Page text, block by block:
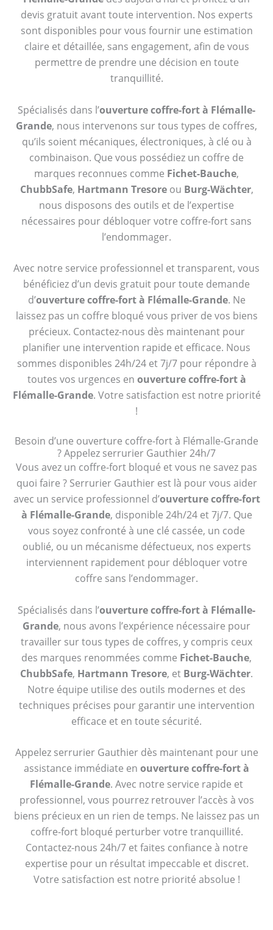
devis gratuit avant toute intervention. Nos experts
sont disponibles pour vous fournir une estimation
claire et détaillée, sans engagement, afin de vous
permettre de prendre une décision en toute
tranquillité.
Spécialisés dans l’ouverture coffre-fort à Flémalle-
Grande, nous intervenons sur tous types de coffres,
qu’ils soient mécaniques, électroniques, à clé ou à
combinaison. Que vous possédiez un coffre de
marques reconnues comme Fichet-Bauche,
ChubbSafe, Hartmann Tresoreou Burg-Wächter,
nous disposons des outils et de l’expertise
nécessaires pour débloquer votre coffre-fort sans
l’endommager.
Avec notre service professionnel et transparent, vous
bénéficiez d’un devis gratuit pour toute demande
d’ouverture coffre-fort à Flémalle-Grande. Ne
laissez pas un coffre bloqué vous priver de vos biens
précieux. Contactez-nous dès maintenant pour
planifier une intervention rapide et efficace. Nous
sommes disponibles 24h/24 et 7j/7 pour répondre à
toutes vos urgences en ouverture coffre-fort à
Flémalle-Grande. Votre satisfaction est notre priorité
!
Besoin d’une ouverture coffre-fort à Flémalle-Grande
? Appelez serrurier Gauthier 24h/7
Vous avez un coffre-fort bloqué et vous ne savez pas
quoi faire ? Serrurier Gauthier est là pour vous aider
avec un service professionnel d’ouverture coffre-fort
à Flémalle-Grande, disponible 24h/24 et 7j/7. Que
vous soyez confronté à une clé cassée, un code
oublié, ou un mécanisme défectueux, nos experts
interviennent rapidement pour débloquer votre
coffre sans l’endommager.
Spécialisés dans l’ouverture coffre-fort à Flémalle-
Grande, nous avons l’expérience nécessaire pour
travailler sur tous types de coffres, y compris ceux
des marques renommées comme Fichet-Bauche,
ChubbSafe, Hartmann Tresore, et Burg-Wächter.
Notre équipe utilise des outils modernes et des
techniques précises pour garantir une intervention
efficace et en toute sécurité.
Appelez serrurier Gauthier dès maintenant pour une
assistance immédiate en ouverture coffre-fort à
Flémalle-Grande. Avec notre service rapide et
professionnel, vous pourrez retrouver l’accès à vos
biens précieux en un rien de temps. Ne laissez pas un
coffre-fort bloqué perturber votre tranquillité.
Contactez-nous 24h/7 et faites confiance à notre
expertise pour un résultat impeccable et discret.
Votre satisfaction est notre priorité absolue !